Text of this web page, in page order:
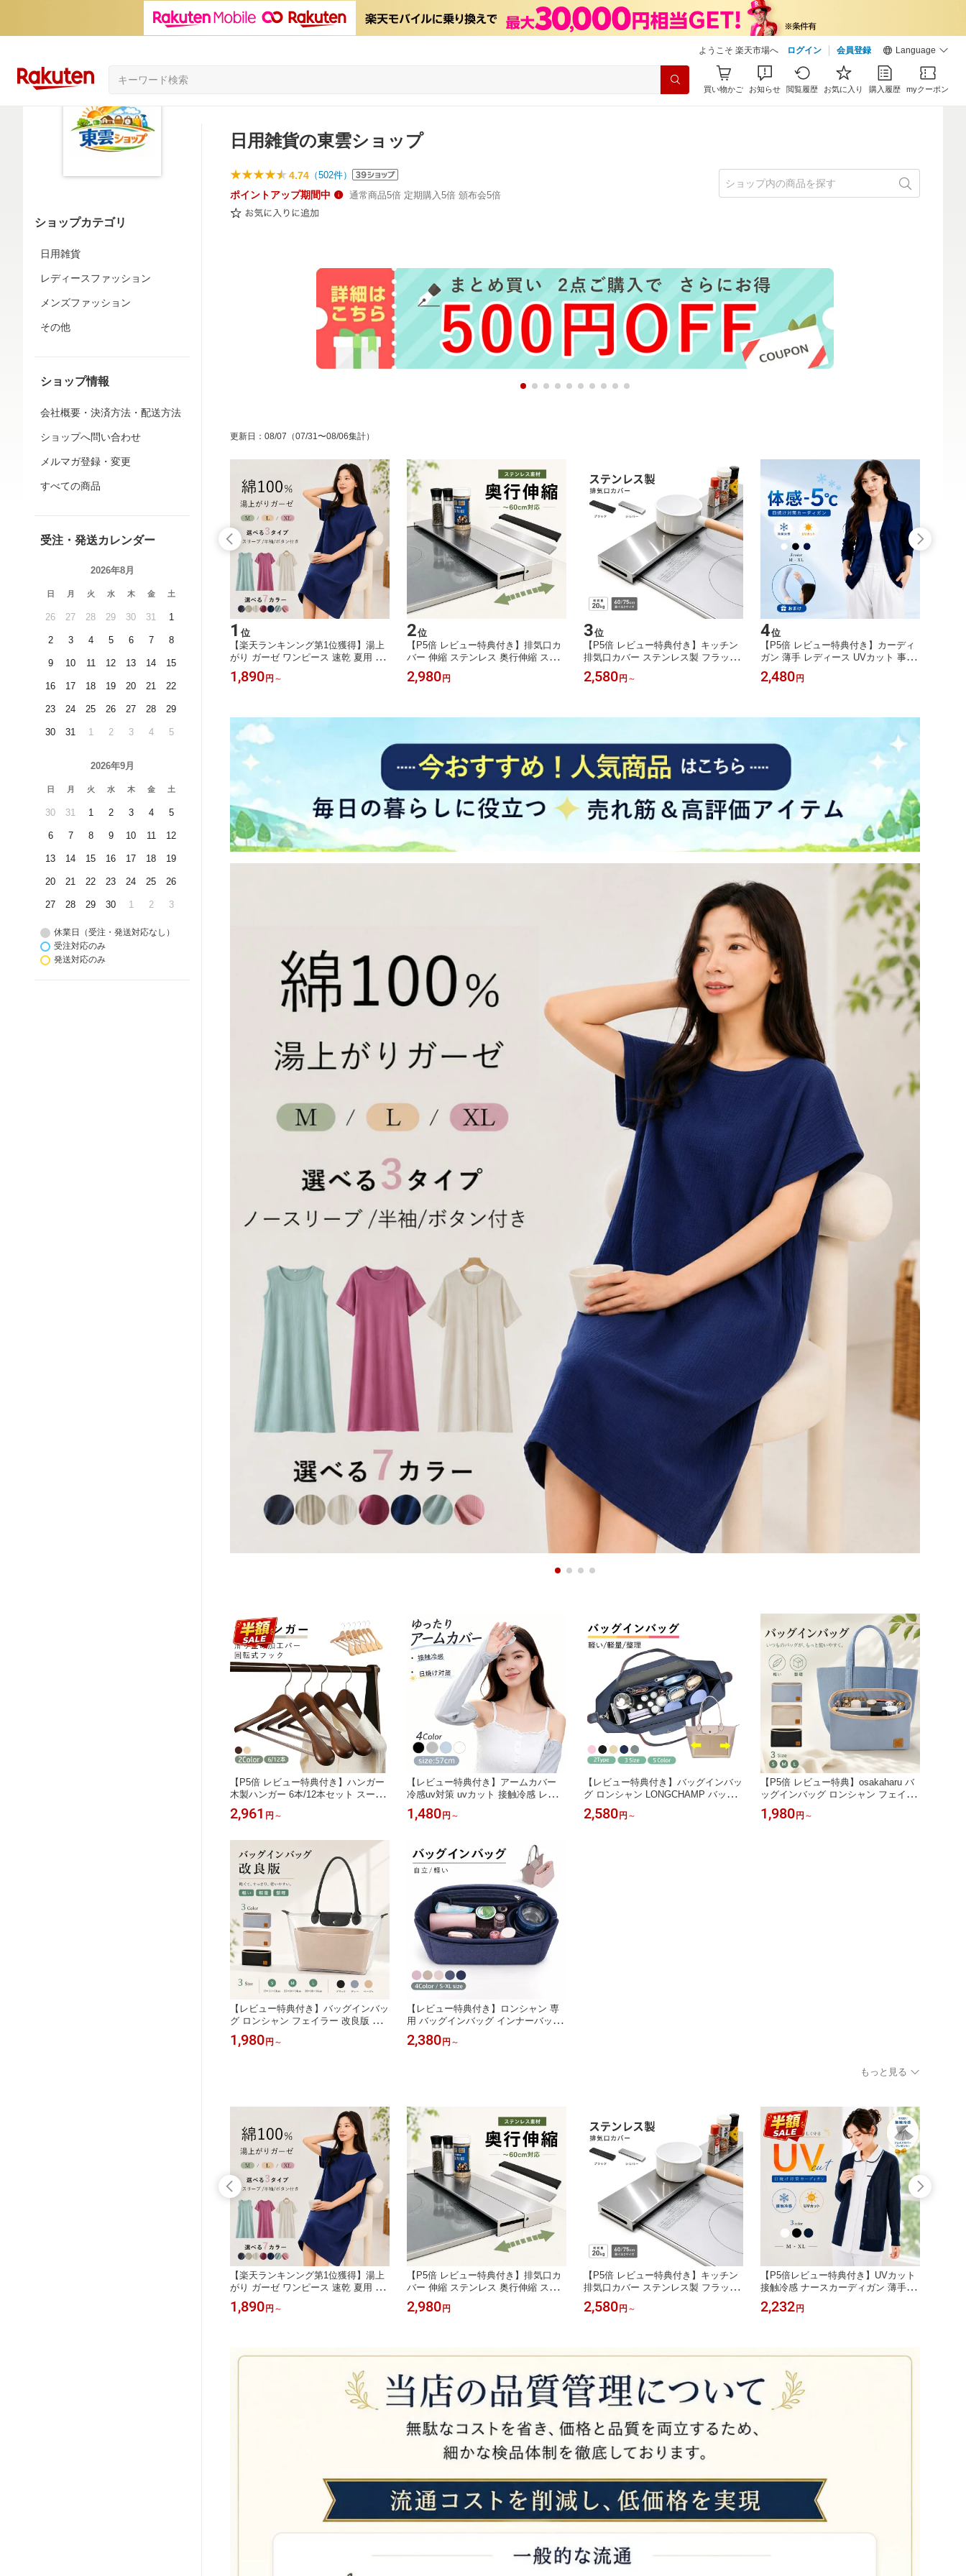
ようこそ 楽天市場へ ログイン 会員登録 Language
買い物かご お知らせ 閲覧履歴 お気に入り 購入履歴 myクーポン
ショップカテゴリ
日用雑貨
レディースファッション
メンズファッション
その他
ショップ情報
会社概要・決済方法・配送方法
ショップへ問い合わせ
メルマガ登録・変更
すべての商品
受注・発送カレンダー
2026年8月
日 月 火 水 木 金 土
26 27 28 29 30 31 1
2 3 4 5 6 7 8
9 10 11 12 13 14 15
16 17 18 19 20 21 22
23 24 25 26 27 28 29
30 31 1 2 3 4 5
2026年9月
日 月 火 水 木 金 土
30 31 1 2 3 4 5
6 7 8 9 10 11 12
13 14 15 16 17 18 19
20 21 22 23 24 25 26
27 28 29 30 1 2 3
休業日（受注・発送対応なし）
受注対応のみ
発送対応のみ
日用雑貨の東雲ショップ
4.74 （502件）
ポイントアップ期間中 通常商品5倍 定期購入5倍 頒布会5倍
更新日 ： 08/07 （07/31〜08/06集計）
【レビュー特典付き】浴衣 ゆかた メ
ンズ 男性 浴衣セット 紳士 おしゃれ
高級生地 浴衣 角帯 扇子 下駄 着付け
祭り 腰帯 和服 花火大会 イベントド
セット 選べる 4点セット 3点セット
チ成人式浴衣
1 位
【楽天ランキンング第1位獲得】湯上
がり ガーゼ ワンピース 速乾 夏用 バ
スローブレディス 薄手 部屋着 湯上が
り ノースリーブ 湯上がりワンピース
ムウェア ネグリジェ レディース湯上
がりパジャマ
1,890 円 ～
2位
【P5倍 レビュー特典付き】排気口カ
バー 伸縮 ステンレス 奥行伸縮 ステ
ンレス製 フラット ih排気口カバー 伸
縮 60cmコンロ対応 スライド スリム I
ルバー ブラック 油はね防止 ガス IH
2,980 円
3位
【P5倍 レビュー特典付き】キッチン
排気口カバー ステンレス製 フラット
60cm 75cm 排気こうカバー ガス コ
ンロ対応 IHコンロ グリル 排気こうコ
口カバー 高品質保証 スリムタイプ ロ
2,580 円 ～
4位
【P5倍 レビュー特典付き】カーディ
ガン 薄手 レディース UVカット 事務
服 カーディガン オフィス ゆったり
サマーニット 夏 薄手 ニット Vネック
ィガン トップス事務服 羽織り 毛玉に
2,480 円
【P5倍 レビュー特典付き】ハンガー
木製ハンガー 6本/12本セット スーツ
ハンガー 衣類ハンガー 洋服ハンガー
メンズ レディース ズボンバー 型崩れ
ーツ シャツ ジャケット コート ウッ
ドハンガー フックバー 新生活 兼用
洋服収納ズボン
2,961 円 ～
【レビュー特典付き】アームカバー
冷感uv対策 uvカット 接触冷感 レディ
ース 日焼け 夏 冷感アームカバー 運
転 自転車 指先まで 日焼けカバー ロ
日焼け対策 日焼け ひんやり アウトド
ア ゴルフ 吸汗 ランニング 速乾紫外
線スリーブ
1,480円 ～
【レビュー特典付き】バッグインバッ
グ ロンシャン LONGCHAMP バッグ
インバッグ 水筒 ポケット付き 自立バ
ッグインバッグ 軽い整理 縦型 小さめ
2,580円 ～
【P5倍 レビュー特典】osakaharu バ
ッグインバッグ ロンシャン フェイラ
ー ロンシャン専用のバッグインバッ
グ ファスナー ロンシャン用 インナー
1,980円 ～
【レビュー特典付き】バッグインバッ
グ ロンシャン フェイラー 改良版 ロ
ンシャン専用 バッグインバッグ ファ
スナー ロンシャン用 インナーバッグ
1,980円 ～
【レビュー特典付き】ロンシャン 専
用 バッグインバッグ インナーバッグ
用 小さめ 大きめ フェルト 水筒 ポケ
ット 自立 軽い 軽量 整理 仕切り ファ
2,380円 ～
もっと見る
【楽天ランキンング第1位獲得】湯上
がり ガーゼ ワンピース 速乾 夏用 バ
スローブレディス 薄手 部屋着 湯上が
り ノースリーブ 湯上がりワンピース
がりパジャマ
1,890円 ～
【P5倍 レビュー特典付き】排気口カ
バー 伸縮 ステンレス 奥行伸縮 ステ
ンレス製 フラット ih排気口カバー 伸
縮 60cmコンロ対応 スライド スリム I
2,980円
【P5倍 レビュー特典付き】キッチン
排気口カバー ステンレス製 フラット
60cm 75cm 排気こうカバー ガス コ
ンロ対応 IHコンロ グリル 排気こうコ
2,580円 ～
【P5倍レビュー特典付き】UVカット
接触冷感 ナースカーディガン 薄手 看
護師 看護 カーディガン 夏 夏用 レデ
ィース UVカット カーディガン オフ
2,232円